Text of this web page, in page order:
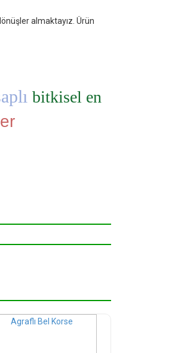
almaktayız. Ürün
bitkisel en